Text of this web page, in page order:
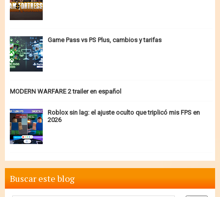
Game Pass vs PS Plus, cambios y tarifas
MODERN WARFARE 2 trailer en español
Roblox sin lag: el ajuste oculto que triplicó mis FPS en
2026
Buscar este blog